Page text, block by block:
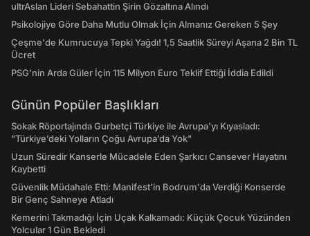
ultrAslan Lideri Sebahattin Şirin Gözaltına Alındı
Psikolojiye Göre Daha Mutlu Olmak İçin Almanız Gereken 5 Şey
Çeşme'de Kumrucuya Tepki Yağdı! 1,5 Saatlik Süreyi Aşana 2 Bin TL
Ücret
PSG’nin Arda Güler İçin 115 Milyon Euro Teklif Ettiği İddia Edildi
Günün Popüler Başlıkları
Sokak Röportajında Gurbetçi Türkiye ile Avrupa'yı Kıyasladı:
"Türkiye’deki Yolların Çoğu Avrupa’da Yok"
Uzun Süredir Kanserle Mücadele Eden Şarkıcı Cansever Hayatını
Kaybetti
Güvenlik Müdahale Etti: Manifest'in Bodrum'da Verdiği Konserde
Bir Genç Sahneye Atladı
Kemerini Takmadığı İçin Uçak Kalkamadı: Küçük Çocuk Yüzünden
Yolcular 1 Gün Bekledi